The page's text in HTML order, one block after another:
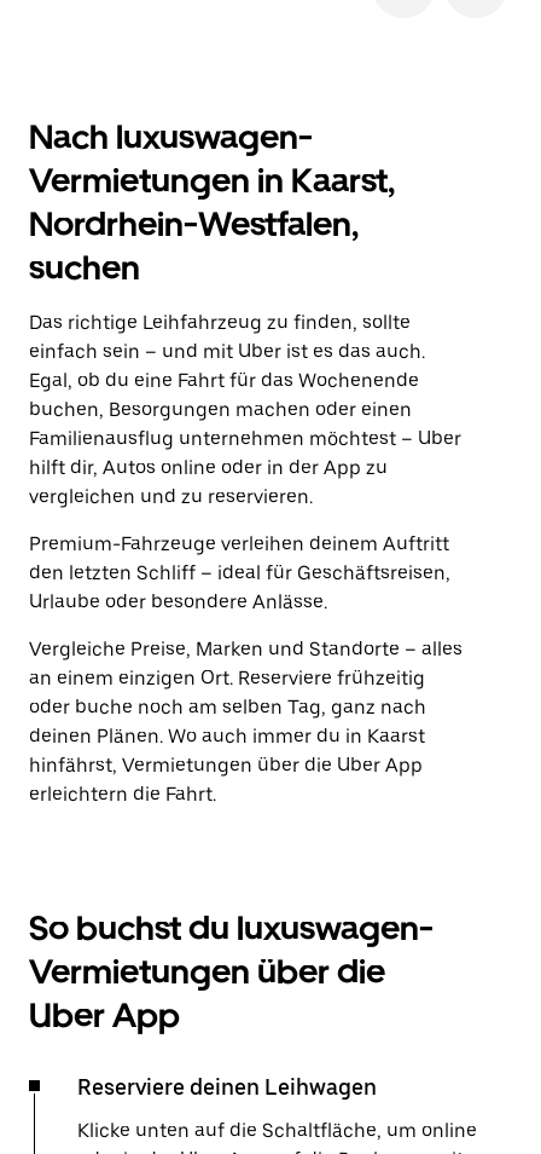
Nach luxuswagen-
Vermietungen in Kaarst,
Nordrhein-Westfalen,
suchen
Das richtige Leihfahrzeug zu finden, sollte
einfach sein – und mit Uber ist es das auch.
Egal, ob du eine Fahrt für das Wochenende
buchen, Besorgungen machen oder einen
Familienausflug unternehmen möchtest – Uber
hilft dir, Autos online oder in der App zu
vergleichen und zu reservieren.
Premium-Fahrzeuge verleihen deinem Auftritt
den letzten Schliff – ideal für Geschäftsreisen,
Urlaube oder besondere Anlässe.
Vergleiche Preise, Marken und Standorte – alles
an einem einzigen Ort. Reserviere frühzeitig
oder buche noch am selben Tag, ganz nach
deinen Plänen. Wo auch immer du in Kaarst
hinfährst, Vermietungen über die Uber App
erleichtern die Fahrt.
So buchst du luxuswagen-
Vermietungen über die
Uber App
Reserviere deinen Leihwagen
Klicke unten auf die Schaltfläche, um online